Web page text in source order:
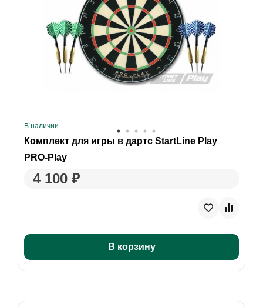
В наличии
Комплект для игры в дартс StartLine Play
PRO-Play
4 100 ₽
В корзину